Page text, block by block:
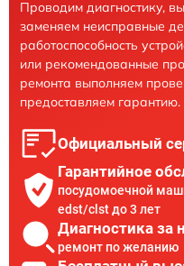
Проводим диагностику,
заменяем неисправные
работоспособность
или рекомендованные
ремонта выполняем
предоставляем гарантию.
Официальный
Гарантийное
посудомоечной
edst/clst до 3 лет
Диагностика за
ремонт по желанию